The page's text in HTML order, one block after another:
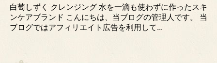
白萄しずく クレンジング 水を一滴も使わずに作ったスキ
ンケアブランド こんにちは、当ブログの管理人です。 当
ブログではアフィリエイト広告を利用して...